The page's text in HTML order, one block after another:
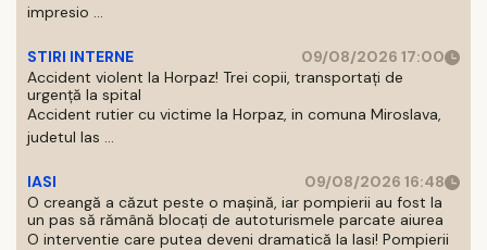
impresio ...
STIRI INTERNE
09/08/2026 17:00
Accident violent la Horpaz! Trei copii, transportați de
urgență la spital
Accident rutier cu victime la Horpaz, in comuna Miroslava,
judetul Ias ...
IASI
09/08/2026 16:48
O creangă a căzut peste o mașină, iar pompierii au fost la
un pas să rămână blocați de autoturismele parcate aiurea
O interventie care putea deveni dramatică la Iasi! Pompierii